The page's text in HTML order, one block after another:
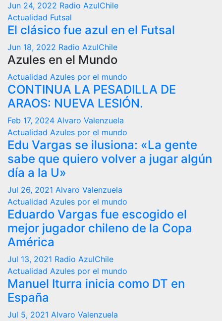
Jun 24, 2022 Radio AzulChile
Actualidad Futsal
El clásico fue azul en el Futsal
Jun 18, 2022 Radio AzulChile
Azules en el Mundo
Actualidad Azules por el mundo
CONTINUA LA PESADILLA DE
ARAOS: NUEVA LESIÓN.
Feb 17, 2024 Alvaro Valenzuela
Actualidad Azules por el mundo
Edu Vargas se ilusiona: «La gente
sabe que quiero volver a jugar algún
día a la U»
Jul 26, 2021 Alvaro Valenzuela
Actualidad Azules por el mundo
Eduardo Vargas fue escogido el
mejor jugador chileno de la Copa
América
Jul 13, 2021 Radio AzulChile
Actualidad Azules por el mundo
Manuel Iturra inicia como DT en
España
Jul 5, 2021 Alvaro Valenzuela